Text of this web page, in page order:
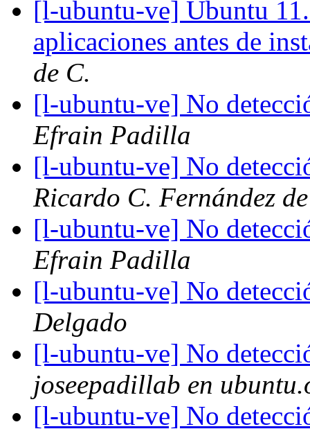
[l-ubuntu-ve] Ubuntu
aplicaciones antes de
de C.
[l-ubuntu-ve] No
Efrain Padilla
[l-ubuntu-ve] No
Ricardo C. Fernández
[l-ubuntu-ve] No
Efrain Padilla
[l-ubuntu-ve] No
Delgado
[l-ubuntu-ve] No
joseepadillab en
[l-ubuntu-ve] No